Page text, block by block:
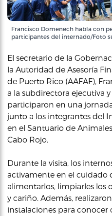
Francisco Domenech habla con
participantes del internado/Foto
El secretario de la
la Autoridad de Asesoría
de Puerto Rico (AAFAF),
a la subdirectora ejecutiva y
participaron en una
junto a los integrantes del
en el Santuario de
Cabo Rojo.
Durante la visita, los
activamente en el cuidado
alimentarlos, limpiarles los
y cariño. Además,
instalaciones para